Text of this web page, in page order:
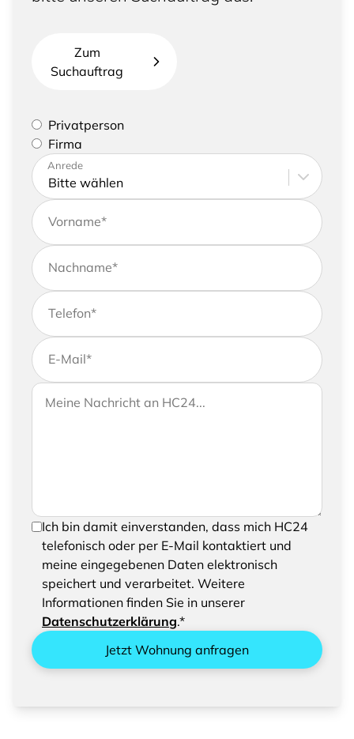
Zum
Suchauftrag
Bitte geben Sie an, ob Sie eine Privatperson sind
oder eine Firma vertreten
Privatperson
Firma
Bitte tragen Sie Ihre Adresse sowie
Kontaktdaten ein
Anrede
Vorname*
Nachname*
Telefon*
E-Mail*
Wenn Sie uns weitere Informationen zukommen
lassen möchten, können Sie Ihrer Anfrage gerne
Ihre Nachricht an HC24
Um Ihre Anfrage senden zu können, bestätigen
Sie bitte das Speichern und Verarbeiten Ihrer
eingegebenen Daten
Ich bin damit einverstanden, dass mich HC24
telefonisch oder per E-Mail kontaktiert und
meine eingegebenen Daten elektronisch
speichert und verarbeitet. Weitere
Informationen finden Sie in unserer
Datenschutzerklärung.*
Jetzt Wohnung anfragen